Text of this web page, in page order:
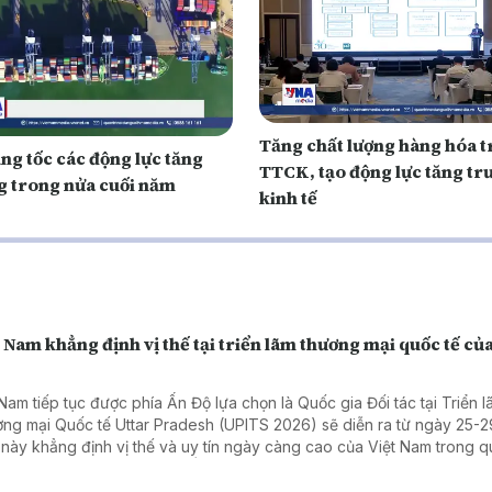
tốc các động lực tăng
trong nửa cuối năm
Tăng chất lượng hàng hóa
TTCK, tạo động lực tăng
kinh tế
khẳng định vị thế tại triển lãm thương mại quốc tế
tiếp tục được phía Ấn Độ lựa chọn là Quốc gia Đối tác tại Triển
mại Quốc tế Uttar Pradesh (UPITS 2026) sẽ diễn ra từ ngày 25-
khẳng định vị thế và uy tín ngày càng cao của Việt Nam trong